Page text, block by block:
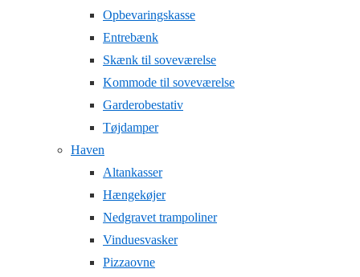
Opbevaringskasse
Entrebænk
Skænk til soveværelse
Kommode til soveværelse
Garderobestativ
Tøjdamper
Haven
Altankasser
Hængekøjer
Nedgravet trampoliner
Vinduesvasker
Pizzaovne